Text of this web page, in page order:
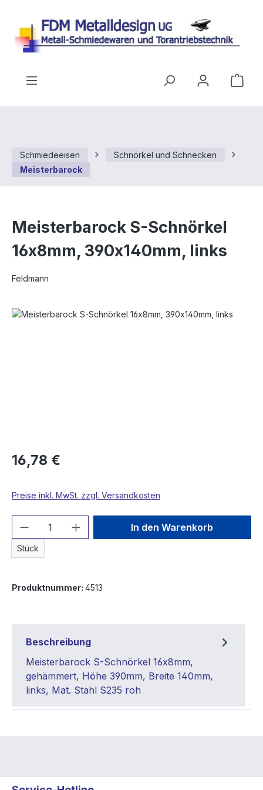
Schmiedeeisen
Schnörkel und Schnecken
Meisterbarock
Meisterbarock S-Schnörkel
16x8mm, 390x140mm, links
Feldmann
Bildergalerie überspringen
16,78 €
Preise inkl. MwSt. zzgl. Versandkosten
Produkt Anzahl: Gib den
Stück
In den Warenkorb
Produktnummer: 4513
Beschreibung
Meisterbarock S-Schnörkel 16x8mm,
gehämmert, Höhe 390mm, Breite 140mm,
links, Mat. Stahl S235 roh